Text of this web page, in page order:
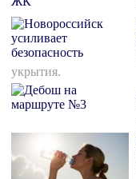
укрытия.